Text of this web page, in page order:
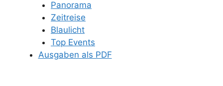
Panorama
Zeitreise
Blaulicht
Top Events
Ausgaben als PDF